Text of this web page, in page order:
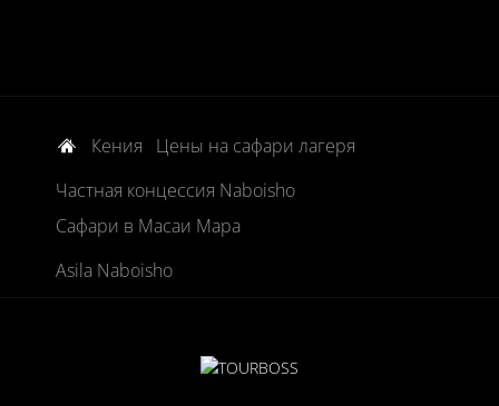
Кения
Цены на сафари лагеря
Частная концессия Naboisho
Сафари в Масаи Мара
Asila Naboisho